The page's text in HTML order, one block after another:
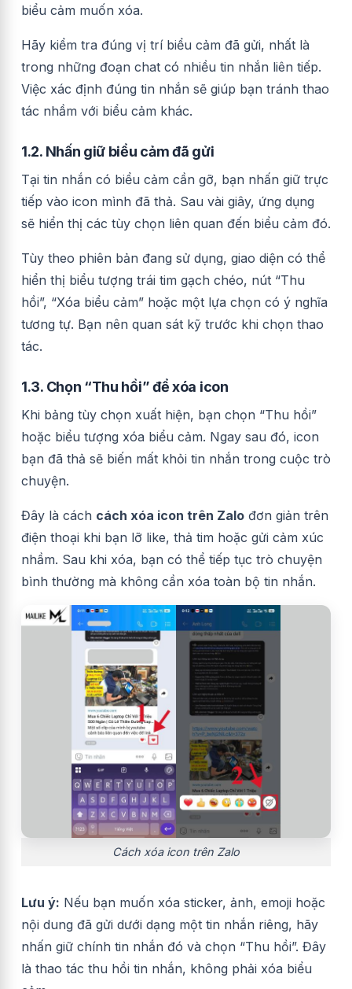
biểu cảm muốn xóa.
Hãy kiểm tra đúng vị trí biểu cảm đã gửi, nhất là
trong những đoạn chat có nhiều tin nhắn liên tiếp.
Việc xác định đúng tin nhắn sẽ giúp bạn tránh thao
tác nhầm với biểu cảm khác.
1.2. Nhấn giữ biểu cảm đã gửi
Tại tin nhắn có biểu cảm cần gỡ, bạn nhấn giữ trực
tiếp vào icon mình đã thả. Sau vài giây, ứng dụng
sẽ hiển thị các tùy chọn liên quan đến biểu cảm đó.
Tùy theo phiên bản đang sử dụng, giao diện có thể
hiển thị biểu tượng trái tim gạch chéo, nút “Thu
hồi”, “Xóa biểu cảm” hoặc một lựa chọn có ý nghĩa
tương tự. Bạn nên quan sát kỹ trước khi chọn thao
tác.
1.3. Chọn “Thu hồi” để xóa icon
Khi bảng tùy chọn xuất hiện, bạn chọn “Thu hồi”
hoặc biểu tượng xóa biểu cảm. Ngay sau đó, icon
bạn đã thả sẽ biến mất khỏi tin nhắn trong cuộc trò
chuyện.
Đây là cách cách xóa icon trên Zalo đơn giản trên
điện thoại khi bạn lỡ like, thả tim hoặc gửi cảm xúc
nhầm. Sau khi xóa, bạn có thể tiếp tục trò chuyện
bình thường mà không cần xóa toàn bộ tin nhắn.
Cách xóa icon trên Zalo
Lưu ý: Nếu bạn muốn xóa sticker, ảnh, emoji hoặc
nội dung đã gửi dưới dạng một tin nhắn riêng, hãy
nhấn giữ chính tin nhắn đó và chọn “Thu hồi”. Đây
là thao tác thu hồi tin nhắn, không phải xóa biểu